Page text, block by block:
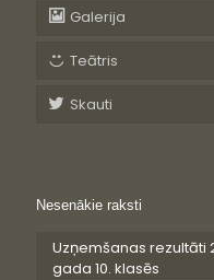
Galerija
Teātris
Skauti
Nesenākie raksti
Uzņemšanas rezultāti
gada 10. klasēs